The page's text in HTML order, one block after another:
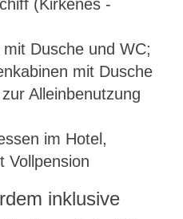
(Kirkenes -
Dusche und WC;
mit Dusche
Alleinbenutzung
im Hotel,
Vollpension
inklusive